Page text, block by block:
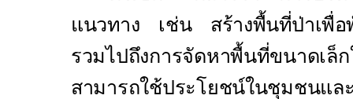
แนวทาง เช่น สร้างพื้นที่ป่าเพื่อ
รวมไปถึงการจัดหาพื้นที่ขนาดเล็
สามารถใช้ประโยชน์ในชุมชน